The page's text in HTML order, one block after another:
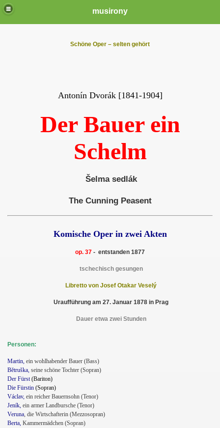
musirony
Schöne Oper – selten gehört
Antonín Dvorák [1841-1904]
Der Bauer ein
Schelm
Šelma sedlák
The Cunning Peasent
Komische Oper in zwei Akten
op. 37 - entstanden 1877
tschechisch gesungen
Libretto von Josef Otakar Veselý
Uraufführung am 27. Januar 1878 in Prag
Dauer etwa zwei Stunden
Personen:
Martin, ein wohlhabender Bauer (Bass)
Bĕtruška, seine schöne Tochter (Sopran)
Der Fürst(Bariton)
Die Fürstin (Sopran)
Václav, ein reicher Bauernsohn (Tenor)
Jeník, ein armer Landbursche (Tenor)
Veruna, die Wirtschafterin (Mezzosopran)
Berta, Kammermädchen (Sopran)